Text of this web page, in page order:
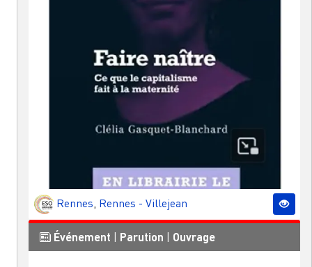
Rennes, Rennes - Villejean
Événement Parution Ouvrage